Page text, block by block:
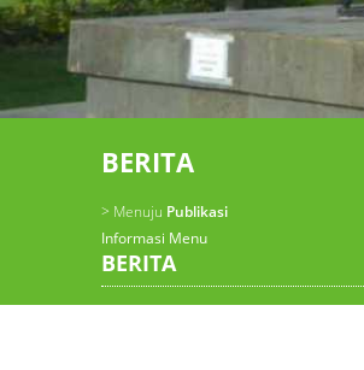
BERITA
> Menuju Publikasi
Informasi Menu
BERITA